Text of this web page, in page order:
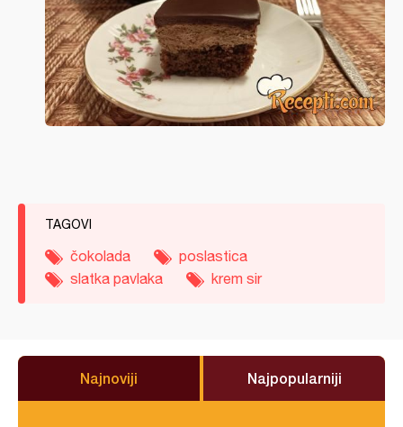
TAGOVI
čokolada
poslastica
slatka pavlaka
krem sir
Najnoviji Najpopularniji